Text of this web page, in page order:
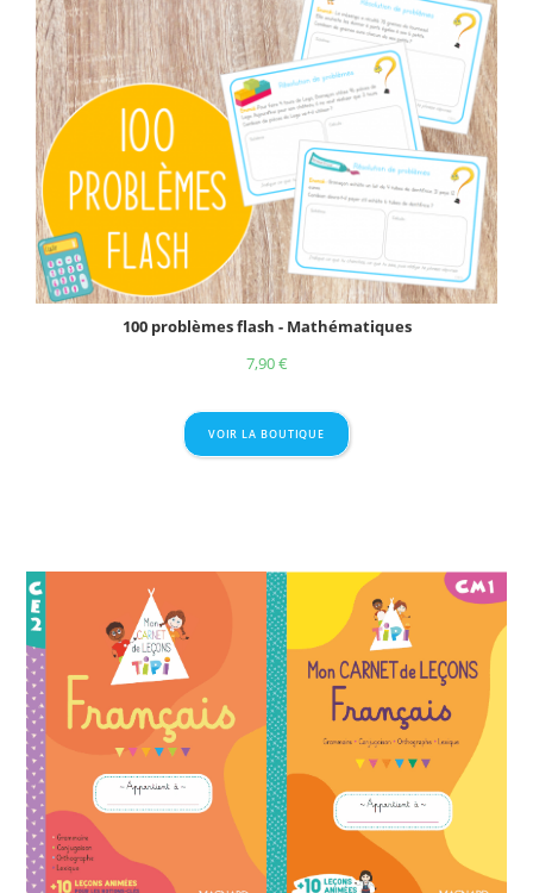
100 problèmes flash - Mathématiques
7,90€
VOIR LA BOUTIQUE